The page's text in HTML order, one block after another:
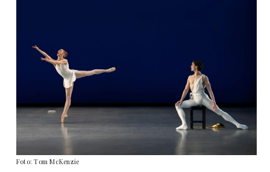
Foto: Tom McKenzie